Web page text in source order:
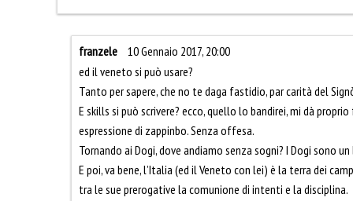
franzele
10 Gennaio 2017, 20:00
ed il veneto si può usare?
Tanto per sapere, che no te daga fastidio, par carità del
E skills si può scrivere? ecco, quello lo bandirei, mi dà
espressione di zappinbo. Senza offesa.
Tornando ai Dogi, dove andiamo senza sogni? I Dogi sono
E poi, va bene, l’Italia (ed il Veneto con lei) è la terra dei
tra le sue prerogative la comunione di intenti e la disciplina.